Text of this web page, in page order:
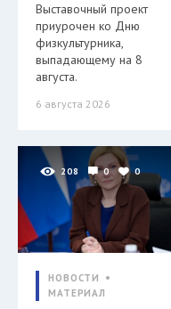
Выставочный проект
приурочен ко Дню
физкультурника,
выпадающему на 8
августа.
6 августа 2026
208 0 0
НОВОСТИ
МАТЕРИАЛ